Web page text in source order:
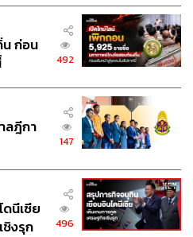
ก่อน
492
ลฎีกา
147
นีเซีย
ชิงรุก
496